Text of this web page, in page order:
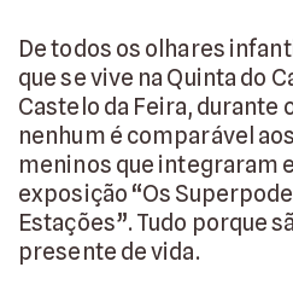
De todos os olhares
que se vive na Quinta do
Castelo da Feira, durante
nenhum é comparável
meninos que integraram
exposição “Os
Estações”. Tudo porque
presente de vida.